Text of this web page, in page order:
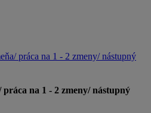
práca na 1 - 2 zmeny/ nástupný
na 1 - 2 zmeny/ nástupný